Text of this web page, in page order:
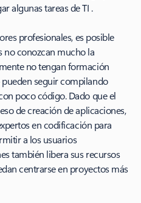
algunas tareas de TI .
profesionales, es posible
no conozcan mucho la
no tengan formación
seguir compilando
poco código. Dado que el
de creación de aplicaciones,
en codificación para
a los usuarios
también libera sus recursos
centrarse en proyectos más